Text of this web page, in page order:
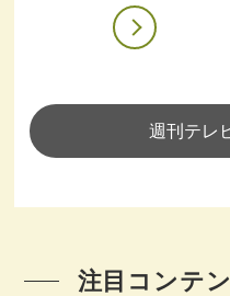
週刊テレ
注目コンテ